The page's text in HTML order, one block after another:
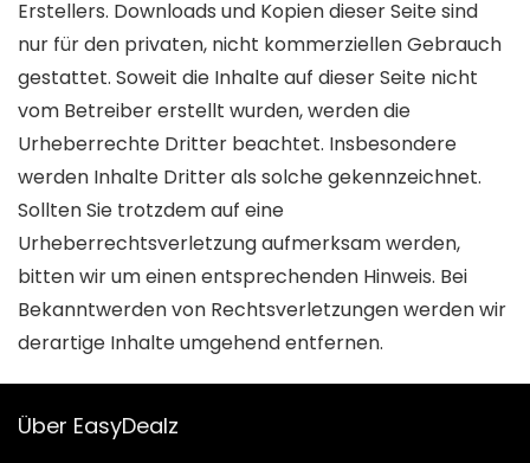
Erstellers. Downloads und Kopien dieser Seite sind
nur für den privaten, nicht kommerziellen Gebrauch
gestattet. Soweit die Inhalte auf dieser Seite nicht
vom Betreiber erstellt wurden, werden die
Urheberrechte Dritter beachtet. Insbesondere
werden Inhalte Dritter als solche gekennzeichnet.
Sollten Sie trotzdem auf eine
Urheberrechtsverletzung aufmerksam werden,
bitten wir um einen entsprechenden Hinweis. Bei
Bekanntwerden von Rechtsverletzungen werden wir
derartige Inhalte umgehend entfernen.
Über EasyDealz